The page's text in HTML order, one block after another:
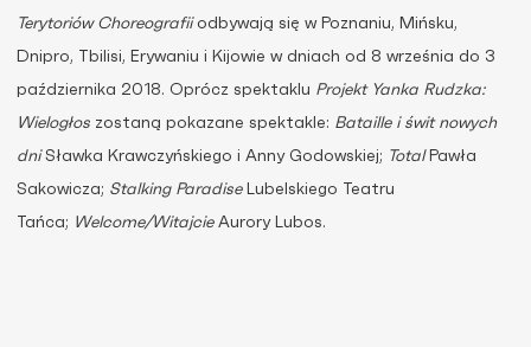
Terytoriów Choreografiiodbywają się w Poznaniu, Mińsku,
Dnipro, Tbilisi, Erywaniu i Kijowie w dniach od 8 września do 3
października 2018. Oprócz spektaklu Projekt Yanka Rudzka:
Wielogłos zostaną pokazane spektakle: Bataille i świt nowych
dniSławka Krawczyńskiego i Anny Godowskiej; TotalPawła
Sakowicza; Stalking ParadiseLubelskiego Teatru
Tańca; Welcome/WitajcieAurory Lubos.